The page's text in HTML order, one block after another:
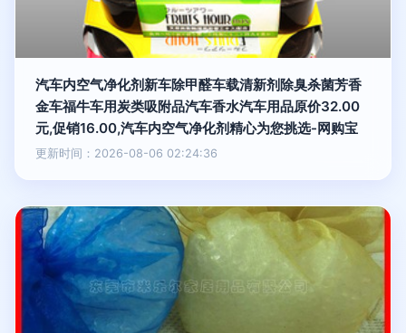
汽车内空气净化剂新车除甲醛车载清新剂除臭杀菌芳香
金车福牛车用炭类吸附品汽车香水汽车用品原价32.00
元,促销16.00,汽车内空气净化剂精心为您挑选-网购宝
更新时间：2026-08-06 02:24:36